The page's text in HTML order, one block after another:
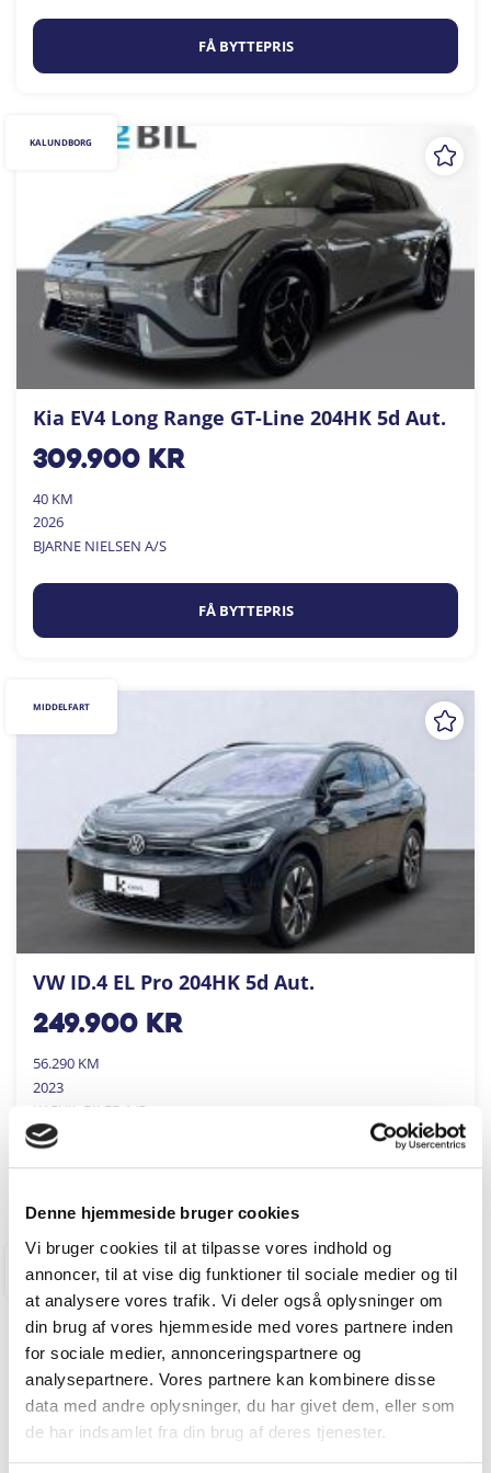
Denne hjemmeside bruger cookies
Vi bruger cookies til at tilpasse vores indhold og
annoncer, til at vise dig funktioner til sociale medier og til
at analysere vores trafik. Vi deler også oplysninger om
din brug af vores hjemmeside med vores partnere inden
for sociale medier, annonceringspartnere og
analysepartnere. Vores partnere kan kombinere disse
data med andre oplysninger, du har givet dem, eller som
de har indsamlet fra din brug af deres tjenester.
FÅ BYTTEPRIS
Kia EV4 Long Range GT-Line 204HK 5d Aut.
309.900kr
40 KM
2026
BJARNE NIELSEN A/S
FÅ BYTTEPRIS
KALUNDBORG
VW ID.4 EL Pro 204HK 5d Aut.
249.900kr
56.290 KM
2023
KARVIL BILER A/S
MIDDELFART
RINGKØBING